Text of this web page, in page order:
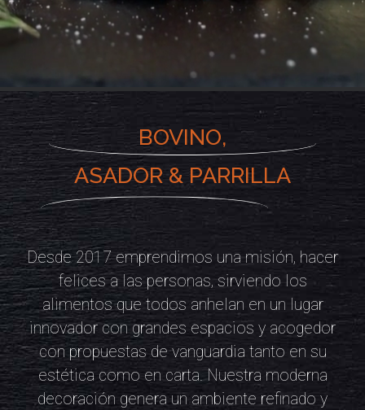
BOVINO,
ASADOR & PARRILLA
Desde 2017 emprendimos una misión, hacer
felices a las personas, sirviendo los
alimentos que todos anhelan en un lugar
innovador con grandes espacios y acogedor
con propuestas de vanguardia tanto en su
estética como en carta. Nuestra moderna
decoración genera un ambiente refinado y